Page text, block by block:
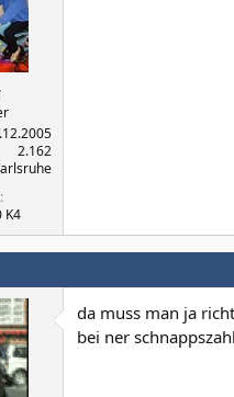
2.162
K4
da muss man ja
bei ner